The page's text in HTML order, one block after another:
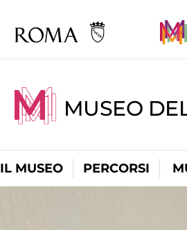
MUSEO
IL MUSEO PERCORSI